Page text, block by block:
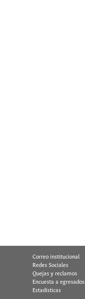
Correo institucional
Redes Sociales
Quejas y reclamos
Encuesta a egresados
Estadísticas